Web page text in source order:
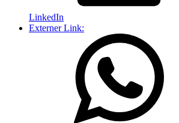
LinkedIn
Externer Link: